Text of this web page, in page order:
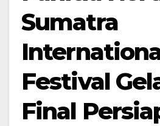
Sumatra
Festival
Final